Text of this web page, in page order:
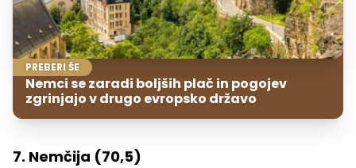
PREBERI ŠE
Nemci se zaradi boljših plač in pogojev
zgrinjajo v drugo evropsko državo
7. Nemčija (70,5)